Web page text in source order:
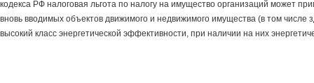
кодекса РФ налоговая льгота по налогу на имущество организаций может
вновь вводимых объектов движимого и недвижимого имущества (в том числе
высокий класс энергетической эффективности, при наличии на них